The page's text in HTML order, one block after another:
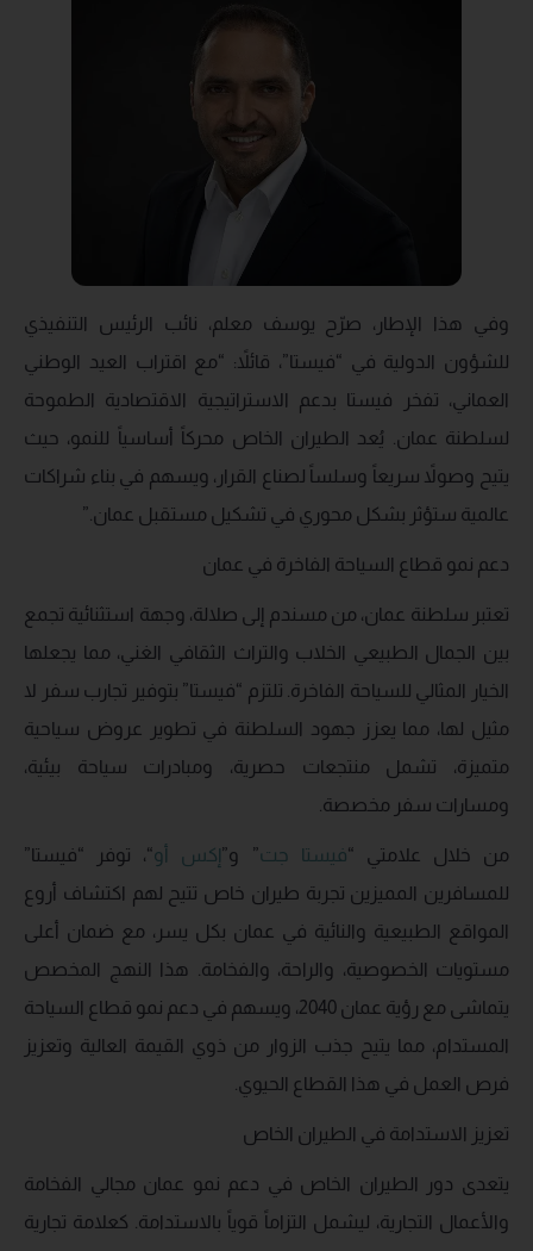
وفي هذا الإطار، صرّح يوسف معلم، نائب الرئيس التنفيذي
للشؤون الدولية في “فيستا”، قائلاً: “مع اقتراب العيد الوطني
العماني، تفخر فيستا بدعم الاستراتيجية الاقتصادية الطموحة
لسلطنة عمان. يُعد الطيران الخاص محركاً أساسياً للنمو، حيث
يتيح وصولاً سريعاً وسلساً لصناع القرار، ويسهم في بناء شراكات
عالمية ستؤثر بشكل محوري في تشكيل مستقبل عمان.”
دعم نمو قطاع السياحة الفاخرة في عمان
تعتبر سلطنة عمان، من مسندم إلى صلالة، وجهة استثنائية تجمع
بين الجمال الطبيعي الخلاب والتراث الثقافي الغني، مما يجعلها
الخيار المثالي للسياحة الفاخرة. تلتزم “فيستا” بتوفير تجارب سفر لا
مثيل لها، مما يعزز جهود السلطنة في تطوير عروض سياحية
متميزة، تشمل منتجعات حصرية، ومبادرات سياحة بيئية،
ومسارات سفر مخصصة.
من خلال علامتي “فيستا جت” و”إكس أو“، توفر “فيستا”
للمسافرين المميزين تجربة طيران خاص تتيح لهم اكتشاف أروع
المواقع الطبيعية والنائية في عمان بكل يسر، مع ضمان أعلى
مستويات الخصوصية، والراحة، والفخامة. هذا النهج المخصص
يتماشى مع رؤية عمان 2040، ويسهم في دعم نمو قطاع السياحة
المستدام، مما يتيح جذب الزوار من ذوي القيمة العالية وتعزيز
فرص العمل في هذا القطاع الحيوي.
تعزيز الاستدامة في الطيران الخاص
يتعدى دور الطيران الخاص في دعم نمو عمان مجالي الفخامة
والأعمال التجارية، ليشمل التزاماً قوياً بالاستدامة. كعلامة تجارية